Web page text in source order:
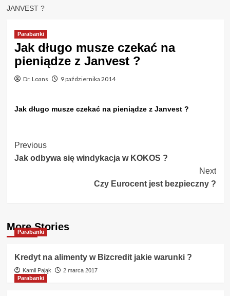
JANVEST ?
Parabanki
Jak długo musze czekać na
pieniądze z Janvest ?
Dr. Loans 9 października 2014
Jak długo musze czekać na pieniądze z Janvest ?
Post
Navigation
Previous
Jak odbywa się windykacja w KOKOS ?
Next
Czy Eurocent jest bezpieczny ?
More Stories
Parabanki
Kredyt na alimenty w Bizcredit jakie warunki ?
Kamil Pająk
2 marca 2017
Parabanki